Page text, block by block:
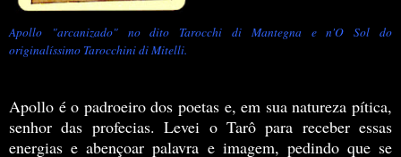
Apollo "arcanizado" no dito Tarocchi di Mantegna e n'O Sol do
originalíssimo Tarocchini di Mitelli.
Apollo é o padroeiro dos poetas e, em sua natureza pítica,
senhor das profecias. Levei o Tarô para receber essas
energias e abençoar palavra e imagem, pedindo que se